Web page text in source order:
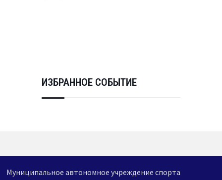
ИЗБРАННОЕ СОБЫТИЕ
Муниципальное автономное учреждение спорта